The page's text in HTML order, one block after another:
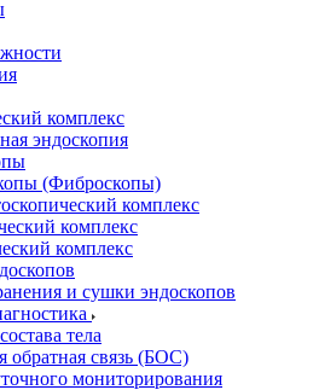
комплекс
эндоскопия
(Фиброcкопы)
комплекс
комплекс
комплекс
и сушки эндоскопов
тела
обратная связь (БОС)
мониторирования